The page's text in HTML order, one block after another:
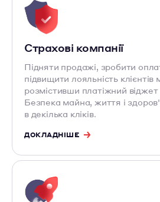
Страхові компанії
Підняти продажі, зробити
підвищити лояльність
розмістивши платіжний віджет
Безпека майна, життя і
в декілька кліків.
ДОКЛАДНІШЕ